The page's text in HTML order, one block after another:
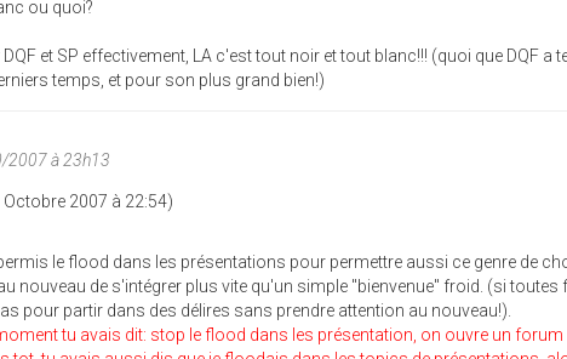
ou quoi?
et SP effectivement, LA c'est tout noir et tout blanc!!! (quoi que DQF a
temps, et pour son plus grand bien!)
2007 à 23h13
2007 à 22:54)
le flood dans les présentations pour permettre aussi ce genre de
nouveau de s'intégrer plus vite qu'un simple "bienvenue" froid. (si toutes
pour partir dans des délires sans prendre attention au nouveau!).
tu avais dit: stop le flood dans les présentation, on ouvre un forum